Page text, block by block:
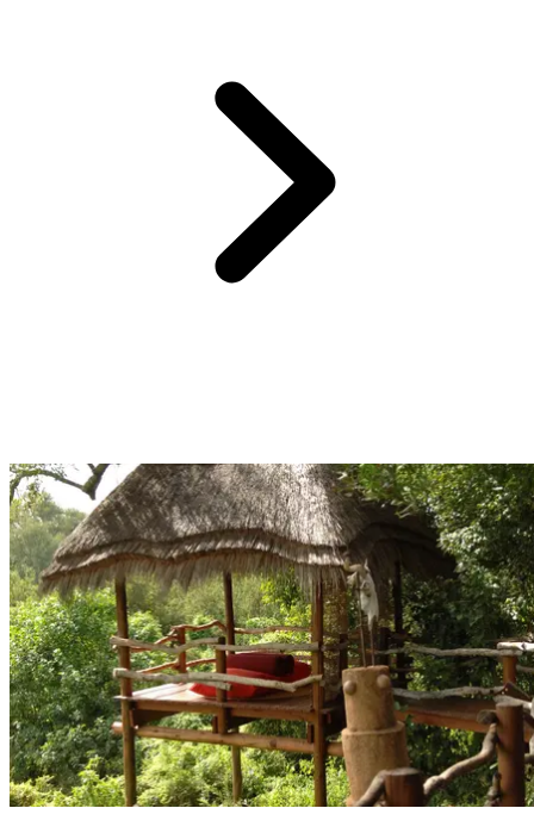
Lors de votre Circuit by Club Med, vous profitez de la pension
complète avec un forfait boisson à chaque repas.